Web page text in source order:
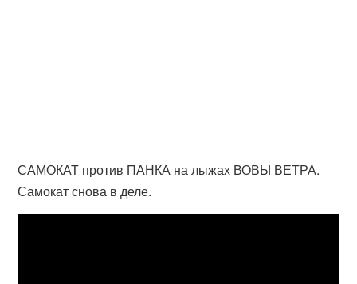
САМОКАТ против ПАНКА на лыжах ВОВЫ ВЕТРА.
Самокат снова в деле.